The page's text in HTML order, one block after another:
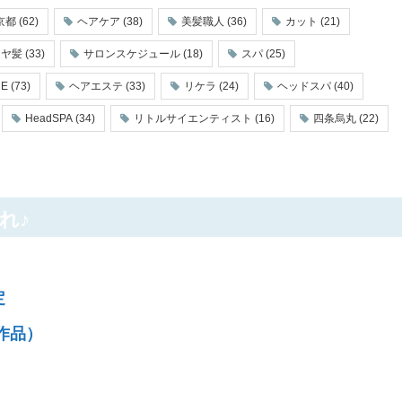
都 (62) ヘアケア (38) 美髪職人 (36) カット (21)
髪 (33) サロンスケジュール (18) スパ (25)
(73) ヘアエステ (33) リケラ (24) ヘッドスパ (40)
HeadSPA (34) リトルサイエンティスト (16) 四条烏丸 (22)
♪
）